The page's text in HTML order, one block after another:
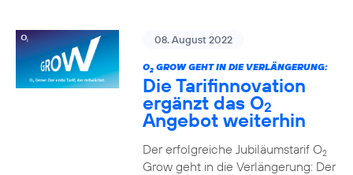
08. August 2022
O2GROW GEHT IN DIE VERLÄNGERUNG:
Die Tarifinnovation
ergänzt das O2
Angebot weiterhin
Der erfolgreiche Jubiläumstarif O2
Grow geht in die Verlängerung: Der